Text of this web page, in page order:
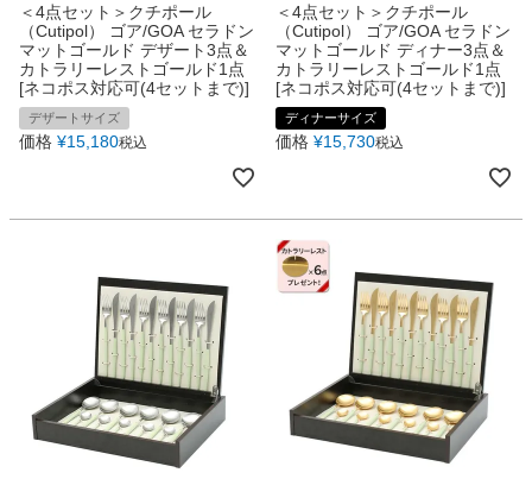
＜4点セット＞クチポール
（Cutipol） ゴア/GOA セラドン
マットゴールド デザート3点＆
カトラリーレストゴールド1点
[ネコポス対応可(4セットまで)]
デザートサイズ
価格 ¥15,180税込
＜4点セット＞クチポール
（Cutipol） ゴア/GOA セラドン
マットゴールド ディナー3点＆
カトラリーレストゴールド1点
[ネコポス対応可(4セットまで)]
ディナーサイズ
価格 ¥15,730税込